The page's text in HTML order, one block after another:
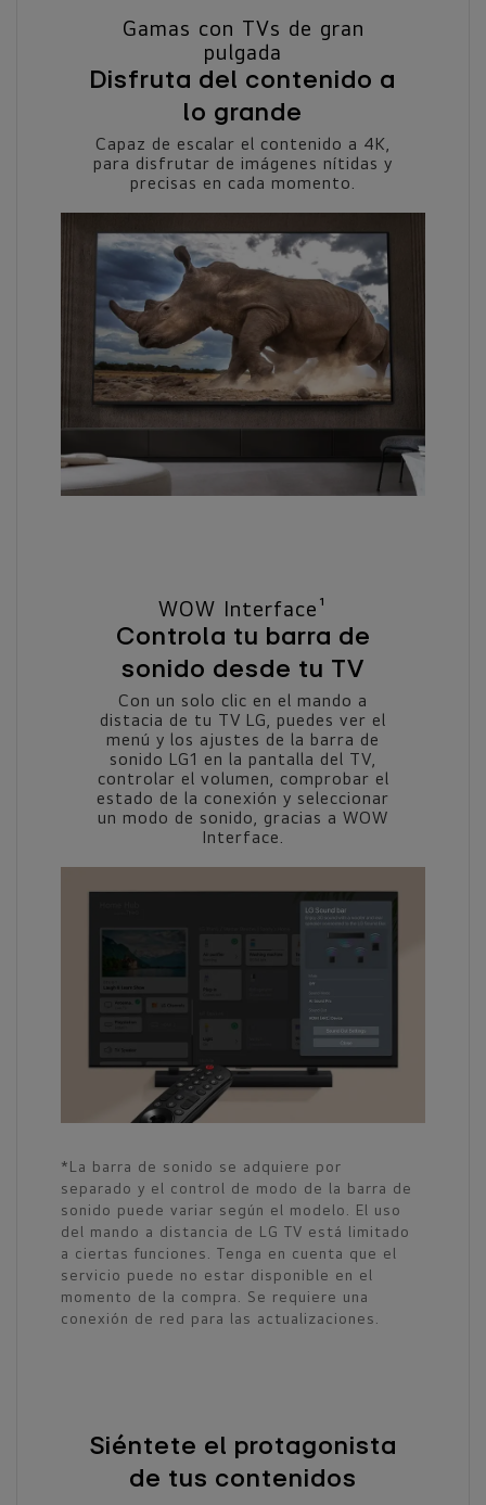
Gamas con TVs de gran
pulgada
Disfruta del contenido a
lo grande
Capaz de escalar el contenido a 4K,
para disfrutar de imágenes nítidas y
precisas en cada momento.
WOW Interface¹
Controla tu barra de
sonido desde tu TV
Con un solo clic en el mando a
distacia de tu TV LG, puedes ver el
menú y los ajustes de la barra de
sonido LG1 en la pantalla del TV,
controlar el volumen, comprobar el
estado de la conexión y seleccionar
un modo de sonido, gracias a WOW
Interface.
*La barra de sonido se adquiere por
separado y el control de modo de la barra de
sonido puede variar según el modelo. El uso
del mando a distancia de LG TV está limitado
a ciertas funciones. Tenga en cuenta que el
servicio puede no estar disponible en el
momento de la compra. Se requiere una
conexión de red para las actualizaciones.
Siéntete el protagonista
de tus contenidos